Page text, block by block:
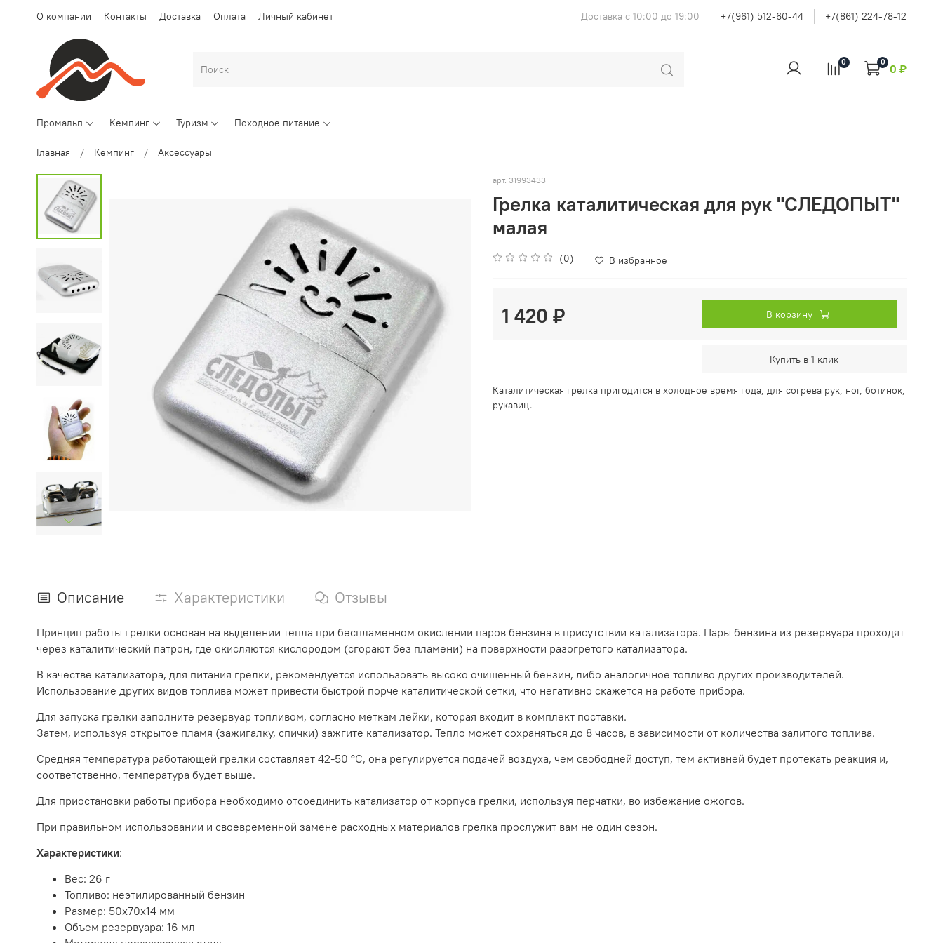
О компании Контакты Доставка Оплата Личный кабинет Доставка с 10:00 до 19:00 +7(961) 512-60-44 +7(861) 224-78-12
0 0 0 ₽
Промальп Кемпинг Туризм Походное питание
Главная Кемпинг Аксессуары
арт. 31993433
Грелка каталитическая для рук "СЛЕДОПЫТ"
малая
(0) В избранное
1 420 ₽ В корзину
Купить в 1 клик
Каталитическая грелка пригодится в холодное время года, для согрева рук, ног, ботинок,
рукавиц.
Описание Характеристики Отзывы
Принцип работы грелки основан на выделении тепла при беспламенном окислении паров бензина в присутствии катализатора. Пары бензина из резервуара проходят
через каталитический патрон, где окисляются кислородом (сгорают без пламени) на поверхности разогретого катализатора.
В качестве катализатора, для питания грелки, рекомендуется использовать высоко очищенный бензин, либо аналогичное топливо других производителей.
Использование других видов топлива может привести быстрой порче каталитической сетки, что негативно скажется на работе прибора.
Для запуска грелки заполните резервуар топливом, согласно меткам лейки, которая входит в комплект поставки.
Затем, используя открытое пламя (зажигалку, спички) зажгите катализатор. Тепло может сохраняться до 8 часов, в зависимости от количества залитого топлива.
Средняя температура работающей грелки составляет 42-50 °С, она регулируется подачей воздуха, чем свободней доступ, тем активней будет протекать реакция и,
соответственно, температура будет выше.
Для приостановки работы прибора необходимо отсоединить катализатор от корпуса грелки, используя перчатки, во избежание ожогов.
При правильном использовании и своевременной замене расходных материалов грелка прослужит вам не один сезон.
Характеристики:
Вес: 26 г
Топливо: неэтилированный бензин
Размер: 50х70х14 мм
Объем резервуара: 16 мл